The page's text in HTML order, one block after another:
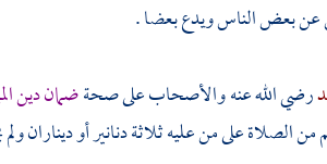
عن بعض الناس ويدع بعضا .
رضي الله عنه والأصحاب على صحةضمان دين
الصلاة على من عليه ثلاثة دنانير أو ديناران